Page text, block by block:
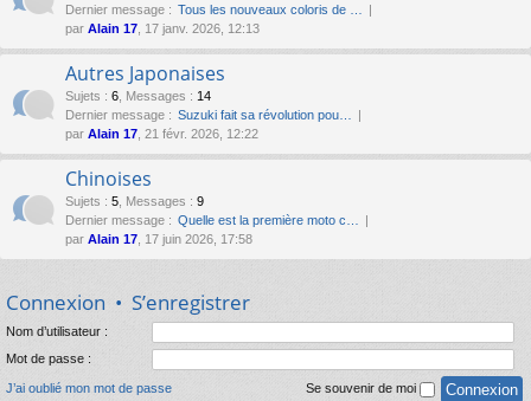
Dernier message : Tous les nouveaux coloris de …
par Alain 17 , 17 janv. 2026, 12:13
Autres Japonaises
Sujets : 6 Messages : 14
Dernier message : Suzuki fait sa révolution pou…
par Alain 17 , 21 févr. 2026, 12:22
Chinoises
Sujets : 5 Messages : 9
Dernier message : Quelle est la première moto c…
par Alain 17 , 17 juin 2026, 17:58
Connexion • S’enregistrer
Nom d’utilisateur :
Mot de passe :
J’ai oublié mon mot de passe Se souvenir de moi